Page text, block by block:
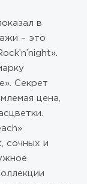
в
– это
Секрет
цена,
сочных и